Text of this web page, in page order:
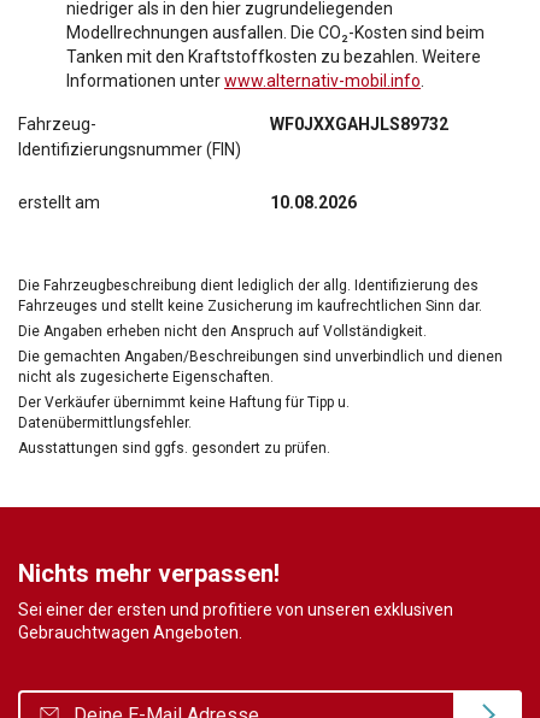
niedriger als in den hier zugrundeliegenden
Modellrechnungen ausfallen. Die CO₂-Kosten sind beim
Tanken mit den Kraftstoffkosten zu bezahlen. Weitere
Informationen unterwww.alternativ-mobil.info.
Fahrzeug-
Identifizierungsnummer (FIN)
WF0JXXGAHJLS89732
erstellt am 10.08.2026
Die Fahrzeugbeschreibung dient lediglich der allg. Identifizierung des
Fahrzeuges und stellt keine Zusicherung im kaufrechtlichen Sinn dar.
Die Angaben erheben nicht den Anspruch auf Vollständigkeit.
Die gemachten Angaben/Beschreibungen sind unverbindlich und dienen
nicht als zugesicherte Eigenschaften.
Der Verkäufer übernimmt keine Haftung für Tipp u.
Datenübermittlungsfehler.
Ausstattungen sind ggfs. gesondert zu prüfen.
Nichts mehr verpassen!
Sei einer der ersten und profitiere von unseren exklusiven
Gebrauchtwagen Angeboten.